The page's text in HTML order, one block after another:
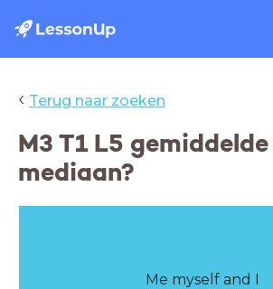
‹ Terug naar zoeken
M3 T1 L5
mediaan?
Me myself and I